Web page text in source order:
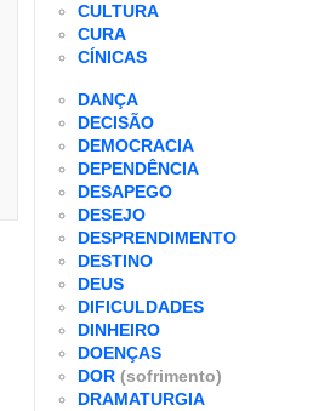
CULTURA
CURA
CÍNICAS
DANÇA
DECISÃO
DEMOCRACIA
DEPENDÊNCIA
DESAPEGO
DESEJO
DESPRENDIMENTO
DESTINO
DEUS
DIFICULDADES
DINHEIRO
DOENÇAS
DOR (sofrimento)
DRAMATURGIA